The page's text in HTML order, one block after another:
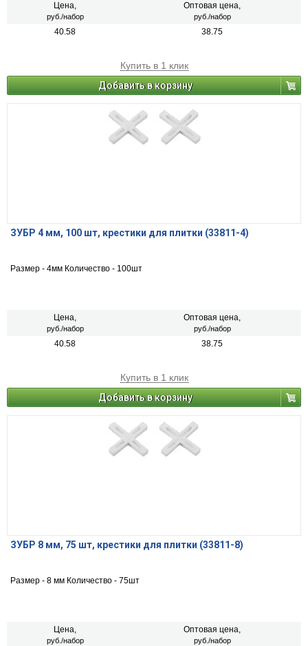
Цена,
руб./набор
Оптовая цена,
руб./набор
40.58 38.75
Купить в 1 клик
Добавить в корзину
ЗУБР 4 мм, 100 шт, крестики для плитки (33811-4)
Размер - 4мм Количество - 100шт
Цена,
руб./набор
Оптовая цена,
руб./набор
40.58 38.75
Купить в 1 клик
Добавить в корзину
ЗУБР 8 мм, 75 шт, крестики для плитки (33811-8)
Размер - 8 мм Количество - 75шт
Цена,
руб./набор
Оптовая цена,
руб./набор